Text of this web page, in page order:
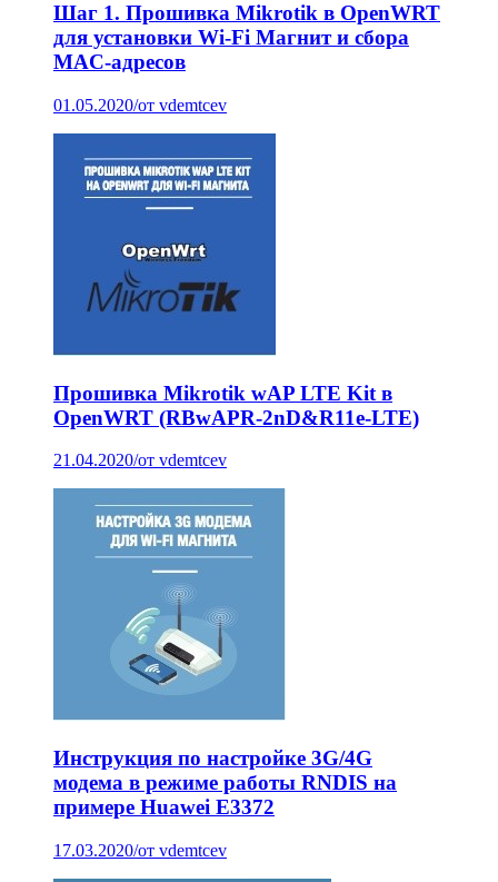
Шаг 1. Прошивка Mikrotik в OpenWRT
для установки Wi-Fi Магнит и сбора
MAC-адресов
01.05.2020/от vdemtcev
Прошивка Mikrotik wAP LTE Kit в
OpenWRT (RBwAPR-2nD&R11e-LTE)
21.04.2020/от vdemtcev
Инструкция по настройке 3G/4G
модема в режиме работы RNDIS на
примере Huawei E3372
17.03.2020/от vdemtcev